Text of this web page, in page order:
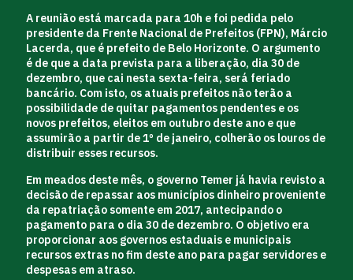
A reunião está marcada para 10h e foi pedida pelo
presidente da Frente Nacional de Prefeitos (FPN), Márcio
Lacerda, que é prefeito de Belo Horizonte. O argumento
é de que a data prevista para a liberação, dia 30 de
dezembro, que cai nesta sexta-feira, será feriado
bancário. Com isto, os atuais prefeitos não terão a
possibilidade de quitar pagamentos pendentes e os
novos prefeitos, eleitos em outubro deste ano e que
assumirão a partir de1º de janeiro, colherão os louros de
distribuir esses recursos.
Em meados deste mês, o governo Temer já havia revisto a
decisão de repassar aos municípios dinheiro proveniente
da repatriação somente em 2017, antecipando o
pagamento para o dia 30 de dezembro. O objetivo era
proporcionar aos governos estaduais e municipais
recursos extras no fim deste ano para pagar servidores e
despesas em atraso.